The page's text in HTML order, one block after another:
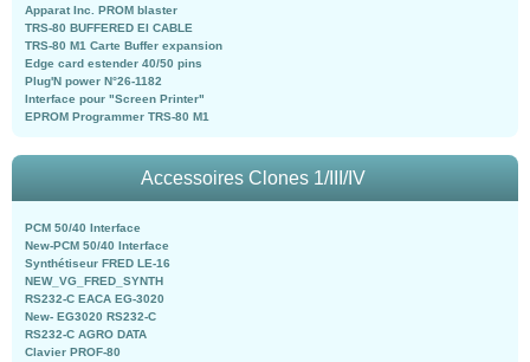
Apparat Inc. PROM blaster
TRS-80 BUFFERED EI CABLE
TRS-80 M1 Carte Buffer expansion
Edge card estender 40/50 pins
Plug'N power N°26-1182
Interface pour "Screen Printer"
EPROM Programmer TRS-80 M1
Accessoires Clones 1/III/IV
PCM 50/40 Interface
New-PCM 50/40 Interface
Synthétiseur FRED LE-16
NEW_VG_FRED_SYNTH
RS232-C EACA EG-3020
New- EG3020 RS232-C
RS232-C AGRO DATA
Clavier PROF-80